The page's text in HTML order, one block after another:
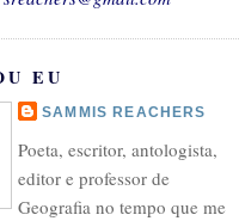
EU
SAMMIS REACHERS
Poeta, escritor, antologista,
editor e professor de
Geografia no tempo que me